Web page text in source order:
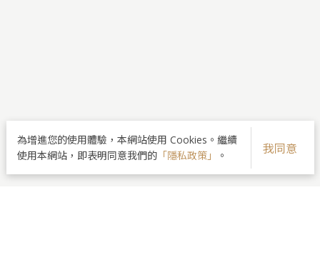
為增進您的使用體驗，本網站使用 Cookies。繼續
使用本網站，即表明同意我們的 「隱私政策」 。 我同意